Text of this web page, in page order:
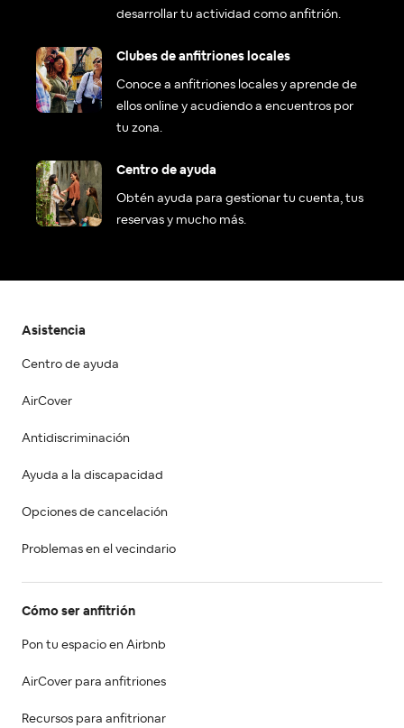
desarrollar tu actividad como anfitrión.
Clubes de anfitriones locales
Conoce a anfitriones locales y aprende de
ellos online y acudiendo a encuentros por
tu zona.
Centro de ayuda
Obtén ayuda para gestionar tu cuenta, tus
reservas y mucho más.
Asistencia
Centro de ayuda
AirCover
Antidiscriminación
Ayuda a la discapacidad
Opciones de cancelación
Problemas en el vecindario
Cómo ser anfitrión
Pon tu espacio en Airbnb
AirCover para anfitriones
Recursos para anfitrionar